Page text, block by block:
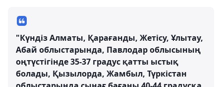
"Күндіз Алматы, Қарағанды, Жетісу, Ұлытау,
Абай облыстарында, Павлодар облысының
оңтүстігінде 35-37 градус қатты ыстық
болады, Қызылорда, Жамбыл, Түркістан